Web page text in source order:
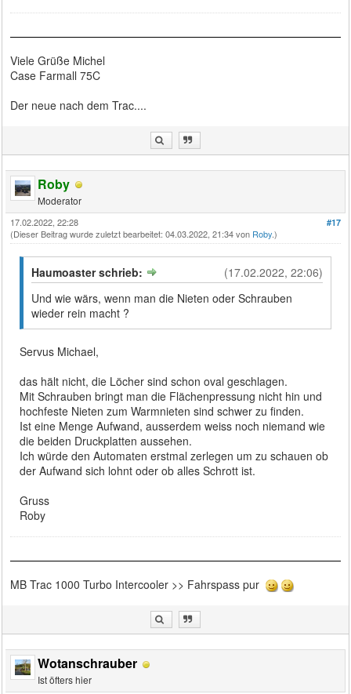
Viele Grüße Michel
Case Farmall 75C
Der neue nach dem Trac....
Roby
Moderator
#17
17.02.2022, 22:28
(Dieser Beitrag wurde zuletzt bearbeitet: 04.03.2022, 21:34 von Roby.)
(17.02.2022, 22:06)
Haumoaster schrieb:
Und wie wärs, wenn man die Nieten oder Schrauben
wieder rein macht ?
Servus Michael,
das hält nicht, die Löcher sind schon oval geschlagen.
Mit Schrauben bringt man die Flächenpressung nicht hin und
hochfeste Nieten zum Warmnieten sind schwer zu finden.
Ist eine Menge Aufwand, ausserdem weiss noch niemand wie
die beiden Druckplatten aussehen.
Ich würde den Automaten erstmal zerlegen um zu schauen ob
der Aufwand sich lohnt oder ob alles Schrott ist.
Gruss
Roby
MB Trac 1000 Turbo Intercooler >> Fahrspass pur
Wotanschrauber
Ist öfters hier